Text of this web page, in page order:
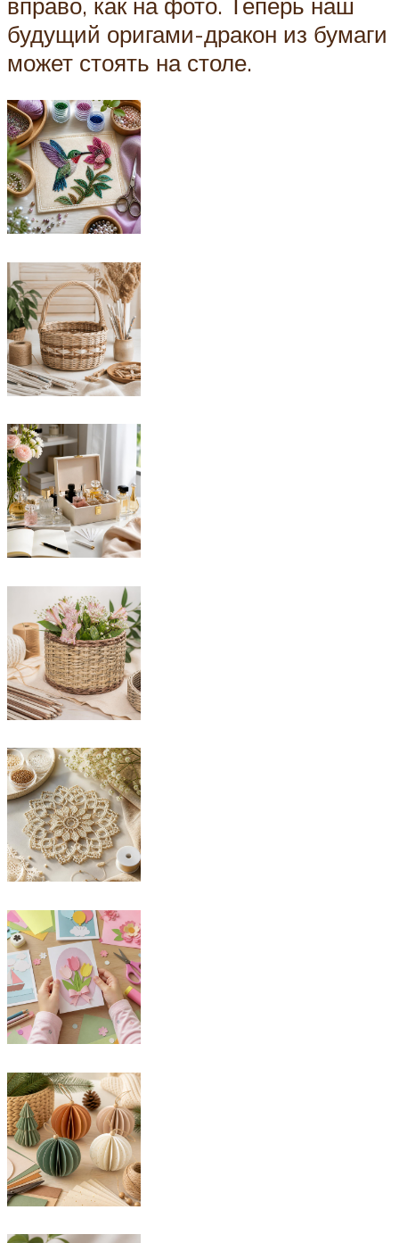
вправо, как на фото. Теперь наш
будущий оригами-дракон из бумаги
может стоять на столе.